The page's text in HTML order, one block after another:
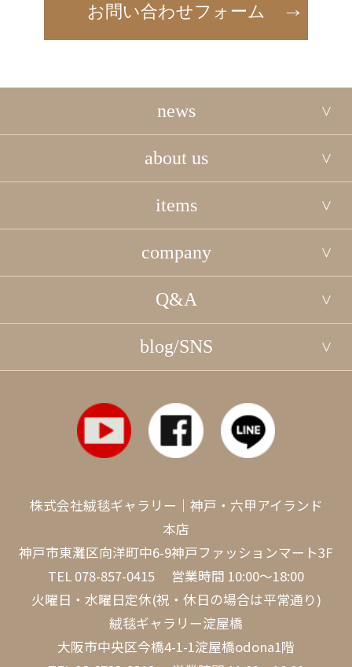
お問い合わせフォーム
news
about us
items
company
Q&A
blog/SNS
株式会社絨毯ギャラリー｜神戸・六甲アイランド
本店
神戸市東灘区向洋町中6-9神戸ファッションマート3F
TEL 078-857-0415 営業時間 10:00～18:00
火曜日・水曜日定休(祝・休日の場合は平常通り)
絨毯ギャラリー淀屋橋
大阪市中央区今橋4-1-1淀屋橋odona1階